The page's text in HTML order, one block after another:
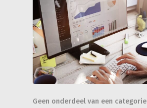
Geen onderdeel van een categorie